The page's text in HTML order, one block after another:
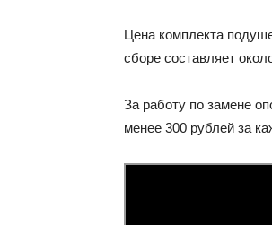
Цена комплекта
сборе составляет
За работу по замене
менее 300 рублей за